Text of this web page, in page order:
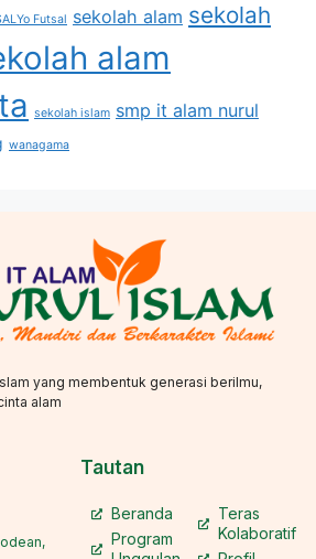
Futsal sekolah alam sekolah
alam
sekolah islam smp it alam nurul
wanagama
yang membentuk generasi berilmu,
alam
Tautan
Beranda
Program
Teras
Kolaboratif